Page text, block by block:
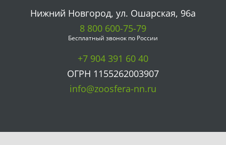
Нижний Новгород, ул. Ошарская, 96а
8 800 600-75-79
Бесплатный звонок по России
+7 904 391 60 40
ОГРН 1155262003907
info@zoosfera-nn.ru